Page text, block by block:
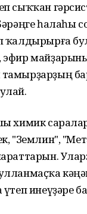
сыҡҡан
һалаһы
ҡалдырырға
эфир
тамырҙарҙың
химик
"Землин",
инеүҙәре